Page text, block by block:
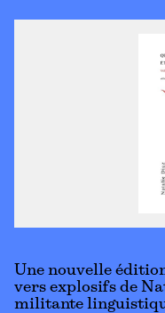
Une nouvelle
vers explosifs de
militante